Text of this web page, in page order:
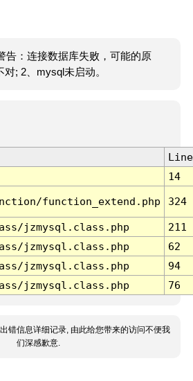
告：连接数据库失败，可能的原
; 2、mysql未启动。
Line
14
function_extend.php 324
jzmysql.class.php
211
jzmysql.class.php
62
jzmysql.class.php
94
jzmysql.class.php 76
错信息详细记录, 由此给您带来的访问不便我
们深感歉意.